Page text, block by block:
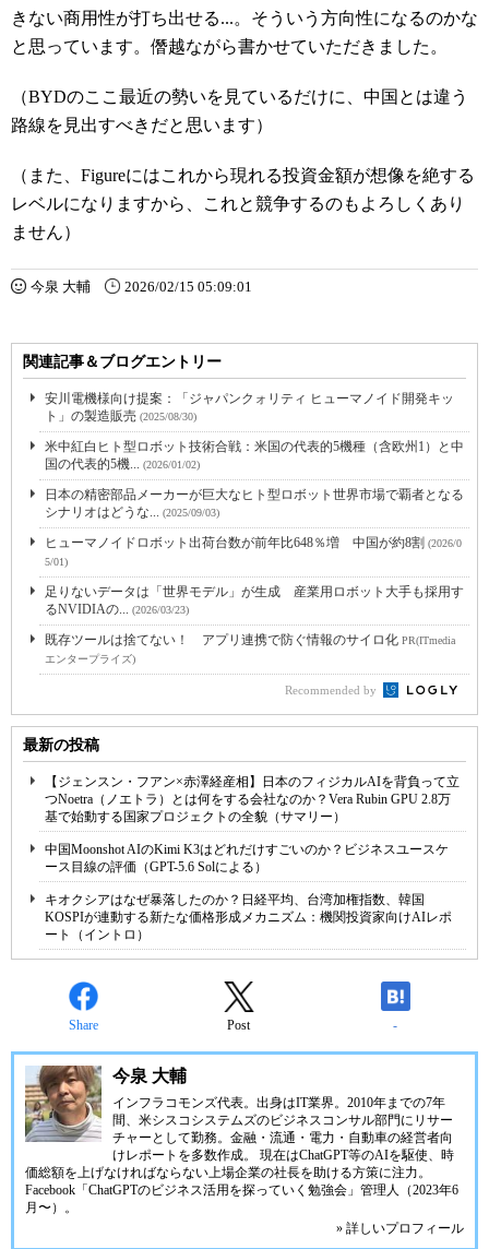
きない商用性が打ち出せる...。そういう方向性になるのかな
と思っています。僭越ながら書かせていただきました。
（BYDのここ最近の勢いを見ているだけに、中国とは違う
路線を見出すべきだと思います）
（また、Figureにはこれから現れる投資金額が想像を絶する
レベルになりますから、これと競争するのもよろしくあり
ません）
今泉 大輔 2026/02/15 05:09:01
関連記事＆ブログエントリー
安川電機様向け提案：「ジャパンクォリティ ヒューマノイド開発キッ
ト」の製造販売 (2025/08/30)
米中紅白ヒト型ロボット技術合戦：米国の代表的5機種（含欧州1）と中
国の代表的5機...
(2026/01/02)
日本の精密部品メーカーが巨大なヒト型ロボット世界市場で覇者となる
シナリオはどうな...
(2025/09/03)
ヒューマノイドロボット出荷台数が前年比648％増 中国が約8割 (2026/0
5/01)
足りないデータは「世界モデル」が生成 産業用ロボット大手も採用す
るNVIDIAの...
(2026/03/23)
既存ツールは捨てない！ アプリ連携で防ぐ情報のサイロ化 PR(ITmedia
エンタープライズ)
Recommended by
最新の投稿
【ジェンスン・フアン×赤澤経産相】日本のフィジカルAIを背負って立
つNoetra（ノエトラ）とは何をする会社なのか？Vera Rubin GPU 2.8万
基で始動する国家プロジェクトの全貌（サマリー）
中国Moonshot AIのKimi K3はどれだけすごいのか？ビジネスユースケ
ース目線の評価（GPT-5.6 Solによる）
キオクシアはなぜ暴落したのか？日経平均、台湾加権指数、韓国
KOSPIが連動する新たな価格形成メカニズム：機関投資家向けAIレポ
ート（イントロ）
Share Post -
今泉 大輔
インフラコモンズ代表。出身はIT業界。2010年までの7年
間、米シスコシステムズのビジネスコンサル部門にリサー
チャーとして勤務。金融・流通・電力・自動車の経営者向
けレポートを多数作成。 現在はChatGPT等のAIを駆使、時
価総額を上げなければならない上場企業の社長を助ける方策に注力。
Facebook「ChatGPTのビジネス活用を探っていく勉強会」管理人（2023年6
月〜）。
» 詳しいプロフィール